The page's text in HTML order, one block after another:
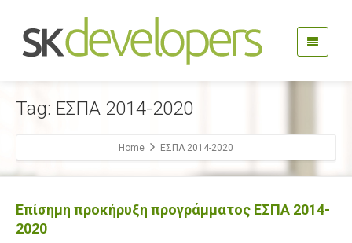
Tag: ΕΣΠΑ 2014-2020
Home ΕΣΠΑ 2014-2020
Επίσημη προκήρυξη προγράμματος ΕΣΠΑ 2014-
2020